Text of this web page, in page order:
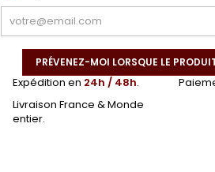
PRÉVENEZ-MOI LORSQUE LE
Expédition en 24h / 48h.
Livraison France & Monde
entier.